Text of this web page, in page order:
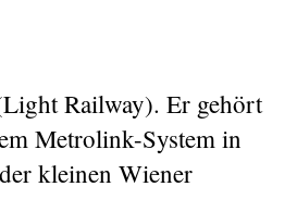
Railway). Er gehört
Metrolink-System in
kleinen Wiener